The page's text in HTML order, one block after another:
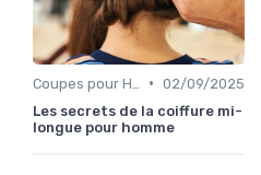
• 02/09/2025
Les secrets de la coiffure mi-
longue pour homme